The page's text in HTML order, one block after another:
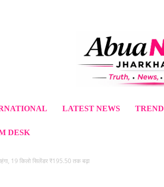
LATEST NEWS
DESK
19 किलो सिलेंडर ₹195.50 तक बढ़ा